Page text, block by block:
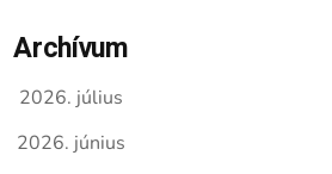
Archívum
2026. július
2026. június